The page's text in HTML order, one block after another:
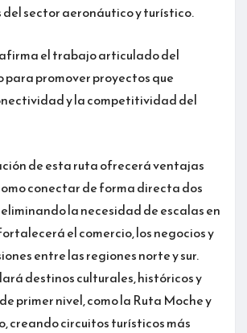
sector aeronáutico y turístico.
el trabajo articulado del
para promover proyectos que
y la competitividad del
de esta ruta ofrecerá ventajas
conectar de forma directa dos
la necesidad de escalas en
el comercio, los negocios y
entre las regiones norte y sur.
destinos culturales, históricos y
primer nivel, como la Ruta Moche y
creando circuitos turísticos más